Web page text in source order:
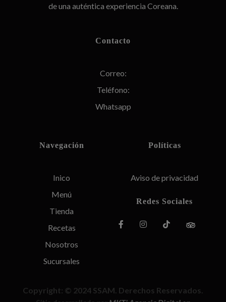
de una auténtica experiencia Coreana.
Contacto
Correo:
Teléfono:
Whatsapp
Navegación
Inico
Menú
Tienda
Recetas
Nosotros
Sucursales
Políticas
Aviso de privacidad
Redes Sociales
Copyright: © 2024 SSAM. Derechos Reservados